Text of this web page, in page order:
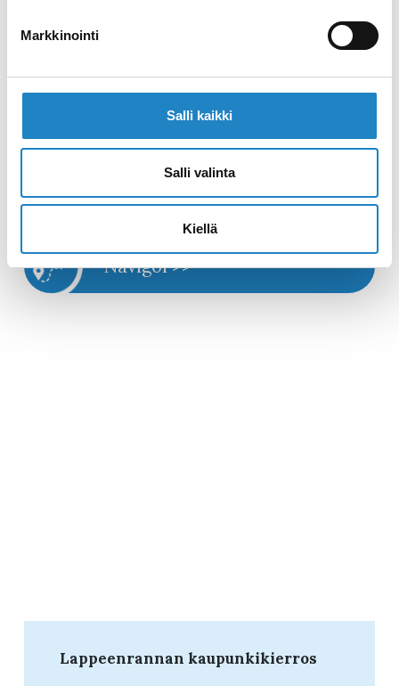
Markkinointi
Salli kaikki
Salli valinta
Kiellä
tekemistä Myllysaaren perhepuistossa ja
satamassa sijaitsevan Suomen suurimman
hiekkalinnan läheisyydessä.
Linnoituksen alueelta sekä keskustasta.
Nettisivut >>
Navigoi >>
Lappeenrannan kaupunkikierros